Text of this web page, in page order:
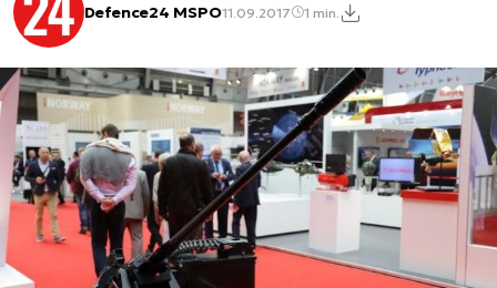
Defence24 MSPO11.09.2017 1 min.